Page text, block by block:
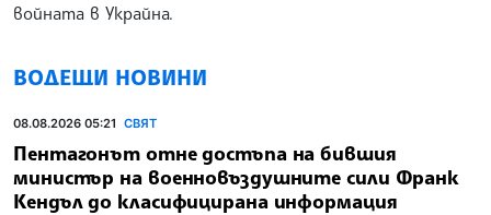
войната в Украйна.
ВОДЕЩИ НОВИНИ
08.08.2026 05:21 СВЯТ
Пентагонът отне достъпа на бившия
министър на военновъздушните сили Франк
Кендъл до класифицирана информация